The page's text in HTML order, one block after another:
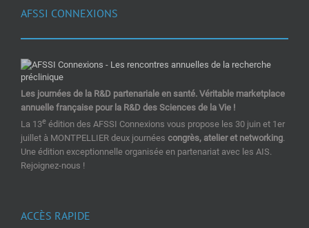
AFSSI CONNEXIONS
Les journées de la R&D partenariale en santé. Véritable marketplace
annuelle française pour la R&D des Sciences de la Vie !
La 13e édition des AFSSI Connexions vous propose les 30 juin et 1er
juillet à MONTPELLIER deux journées congrès, atelier et networking.
Une édition exceptionnelle organisée en partenariat avec les AIS.
Rejoignez-nous !
ACCÈS RAPIDE